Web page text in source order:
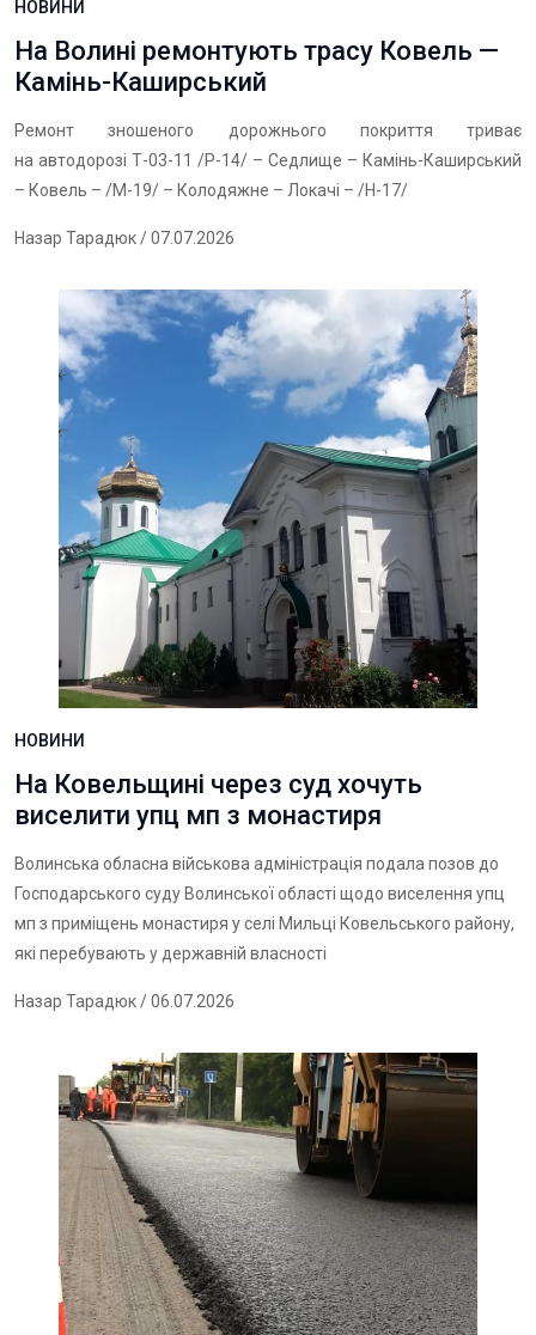
НОВИНИ
На Волині ремонтують трасу Ковель —
Камінь-Каширський
Ремонт зношеного дорожнього покриття триває
на автодорозі Т-03-11 /Р-14/ – Седлище – Камінь-Каширський
– Ковель – /М-19/ – Колодяжне – Локачі – /Н-17/
Назар Тарадюк/ 07.07.2026
НОВИНИ
На Ковельщині через суд хочуть
виселити упц мп з монастиря
Волинська обласна військова адміністрація подала позов до
Господарського суду Волинської області щодо виселення упц
мп з приміщень монастиря у селі Мильці Ковельського району,
які перебувають у державній власності
Назар Тарадюк/ 06.07.2026